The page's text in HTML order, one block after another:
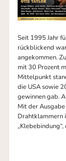
Seit 1995 Jahr
rückblickend
angekommen.
mit 30 Prozent
Mittelpunkt
die USA sowie
gewinnen gab.
Mit der
Drahtklammern